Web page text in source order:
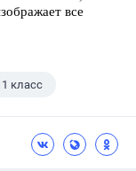
все
класс